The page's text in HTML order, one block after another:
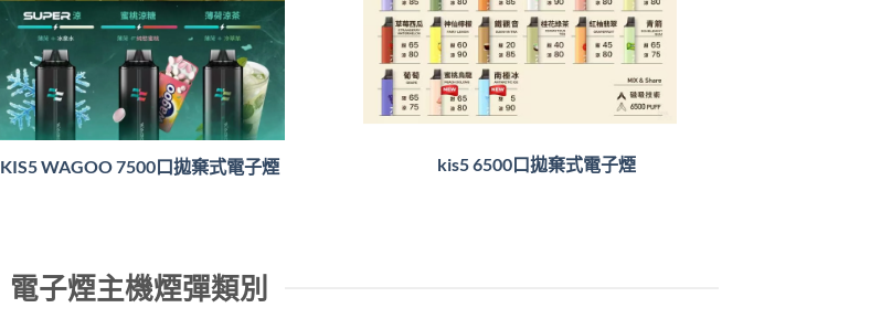
KIS5 WAGOO 7500口拋棄式電子煙 kis5 6500口拋棄式電子煙
電子煙主機煙彈類別